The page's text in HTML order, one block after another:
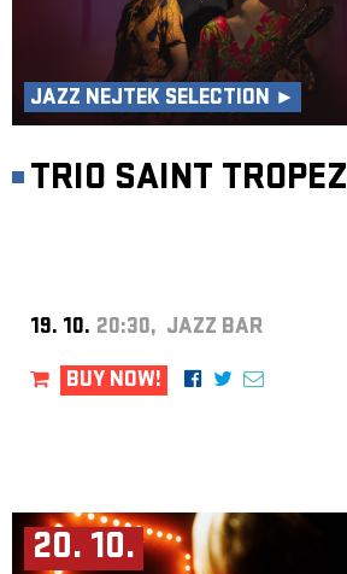
JAZZ NEJTEK SELECTION ►
TRIO SAINT TROPEZ
19. 10. 20:30, JAZZ BAR
BUY NOW!
20. 10.